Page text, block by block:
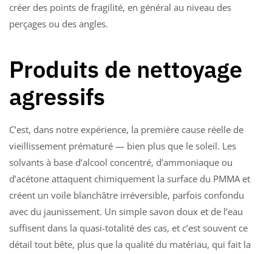
créer des points de fragilité, en général au niveau des
perçages ou des angles.
Produits de nettoyage
agressifs
C’est, dans notre expérience, la première cause réelle de
vieillissement prématuré — bien plus que le soleil. Les
solvants à base d’alcool concentré, d’ammoniaque ou
d’acétone attaquent chimiquement la surface du PMMA et
créent un voile blanchâtre irréversible, parfois confondu
avec du jaunissement. Un simple savon doux et de l’eau
suffisent dans la quasi-totalité des cas, et c’est souvent ce
détail tout bête, plus que la qualité du matériau, qui fait la